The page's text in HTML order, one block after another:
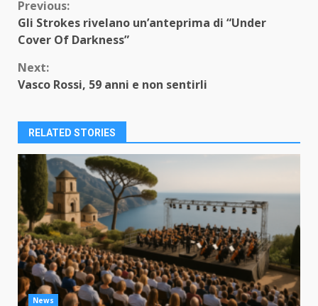
Continue
Reading
Previous:
Gli Strokes rivelano un’anteprima di “Under
Cover Of Darkness”
Next:
Vasco Rossi, 59 anni e non sentirli
RELATED STORIES
News